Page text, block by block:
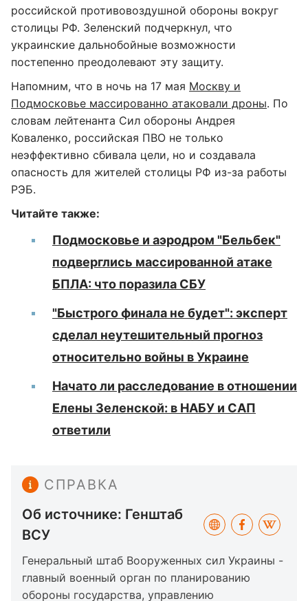
российской противовоздушной обороны вокруг
столицы РФ. Зеленский подчеркнул, что
украинские дальнобойные возможности
постепенно преодолевают эту защиту.
Напомним, что в ночь на 17 мая Москву и
Подмосковье массированно атаковали дроны. По
словам лейтенанта Сил обороны Андрея
Коваленко, российская ПВО не только
неэффективно сбивала цели, но и создавала
опасность для жителей столицы РФ из-за работы
РЭБ.
Читайте также:
Подмосковье и аэродром "Бельбек"
подверглись массированной атаке
БПЛА: что поразила СБУ
"Быстрого финала не будет": эксперт
сделал неутешительный прогноз
относительно войны в Украине
Начато ли расследование в отношении
Елены Зеленской: в НАБУ и САП
ответили
СПРАВКА
Об источнике: Генштаб
ВСУ
Генеральный штаб Вооруженных сил Украины -
главный военный орган по планированию
обороны государства, управлению